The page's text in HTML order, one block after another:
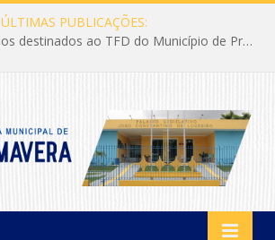
ÚLTIMAS PUBLICAÇÕES:
Entrega dos veículos destinados ao TFD do Município de Primavera